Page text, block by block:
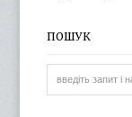
ПОШУК